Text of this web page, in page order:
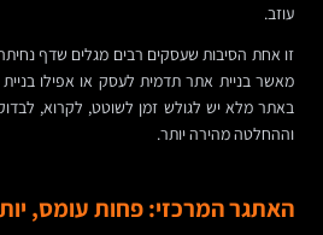
עוזב.
זו אחת הסיבות שעסקים רבים מגלים שדף
מאשר בניית אתר תדמית לעסק או אפילו
באתר מלא יש לגולש זמן לשוטט, לקרוא,
וההחלטה מהירה יותר.
האתגר המרכזי: פחות עומס,